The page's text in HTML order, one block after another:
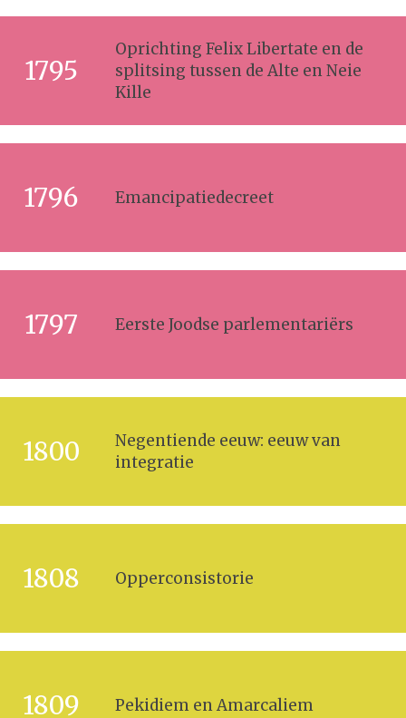
1795
Oprichting Felix Libertate en de
splitsing tussen de Alte en Neie
Kille
1796 Emancipatiedecreet
1797 Eerste Joodse parlementariërs
1800
Negentiende eeuw: eeuw van
integratie
1808 Opperconsistorie
1809 Pekidiem en Amarcaliem